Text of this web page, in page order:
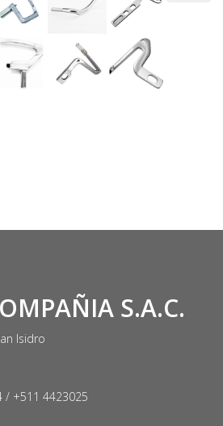
S.A.C.
Isidro
/ +511 4423025